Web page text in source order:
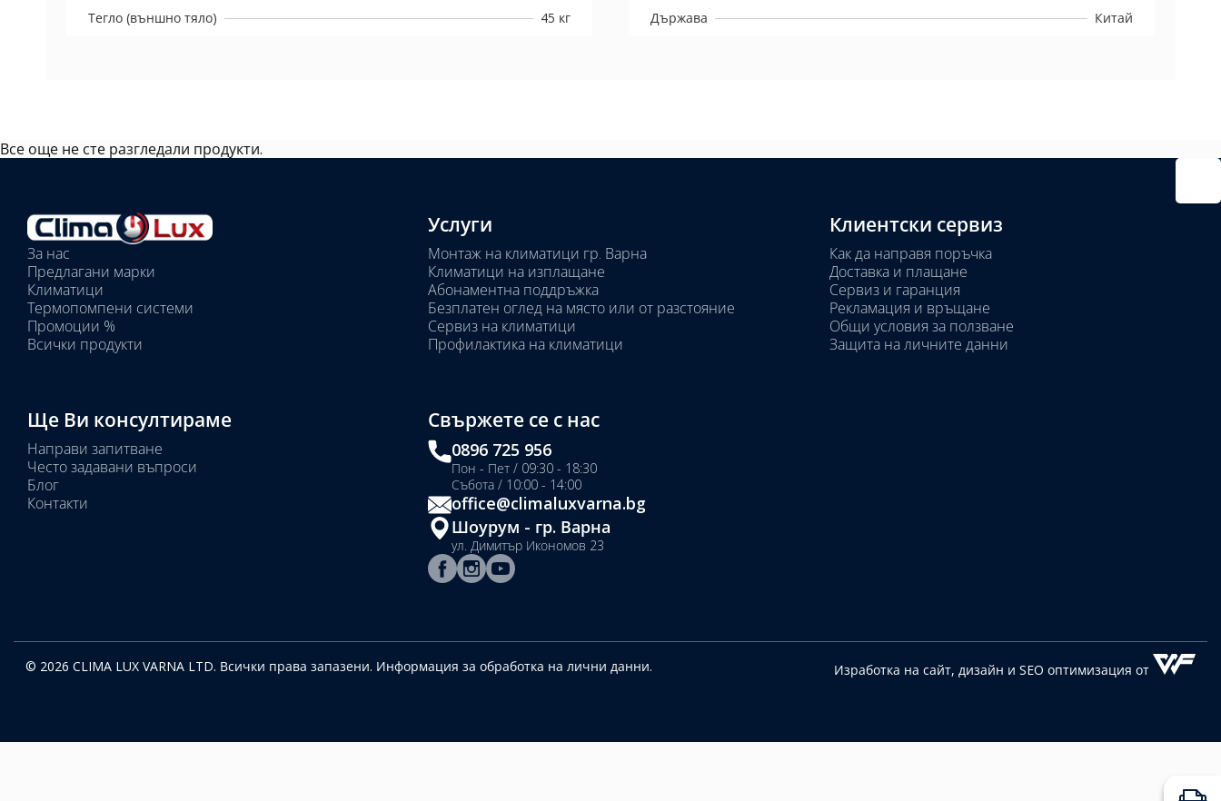
Тегло (външно тяло)
45 кг
Държава
Китай
Все още не сте разгледали продукти.
Избрани
вътрешни
тела:
Избрано
тяло:
За нас
Предлагани марки
Климатици
Термопомпени системи
Промоции %
Всички продукти
Услуги
Монтаж на климатици гр. Варна
Климатици на изплащане
Абонаментна поддръжка
Безплатен оглед на място или от разстояние
Сервиз на климатици
Профилактика на климатици
Клиентски сервиз
Как да направя поръчка
Доставка и плащане
Сервиз и гаранция
Рекламация и връщане
Общи условия за ползване
Защита на личните данни
Ще Ви консултираме
Направи запитване
Често задавани въпроси
Блог
Контакти
Свържете се с нас
0896 725 956
Пон - Пет / 09:30 - 18:30
Събота / 10:00 - 14:00
office@climaluxvarna.bg
Шоурум - гр. Варна
ул. Димитър Икономов 23
© 2026 CLIMA LUX VARNA LTD. Всички права запазени. Информация за обработка на лични данни. Изработка на сайт, дизайн и SEO оптимизация от